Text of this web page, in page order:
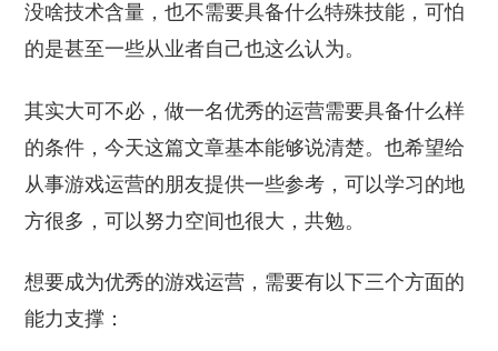
没啥技术含量，也不需要具备什么特殊技能，可怕
的是甚至一些从业者自己也这么认为。
其实大可不必，做一名优秀的运营需要具备什么样
的条件，今天这篇文章基本能够说清楚。也希望给
从事游戏运营的朋友提供一些参考，可以学习的地
方很多，可以努力空间也很大，共勉。
想要成为优秀的游戏运营，需要有以下三个方面的
能力支撑：